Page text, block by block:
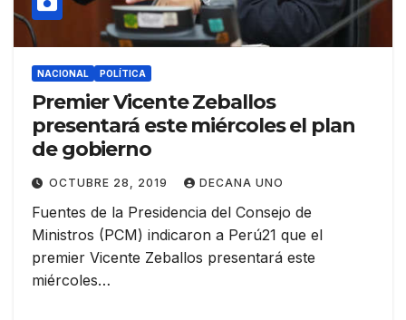
NACIONAL POLÍTICA
Premier Vicente Zeballos
presentará este miércoles el plan
de gobierno
OCTUBRE 28, 2019 DECANA UNO
Fuentes de la Presidencia del Consejo de
Ministros (PCM) indicaron a Perú21 que el
premier Vicente Zeballos presentará este
miércoles…